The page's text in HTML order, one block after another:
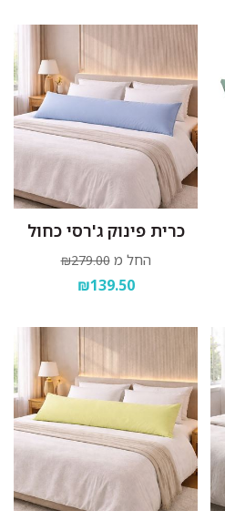
כרית פינוק ג'רסי כחול
החל מ ₪279.00
₪139.50